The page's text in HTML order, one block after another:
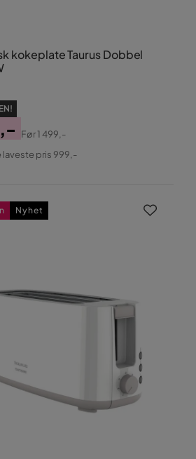
kokeplate Taurus Dobbel
Før1 499,-
laveste pris 999,-
Nyhet